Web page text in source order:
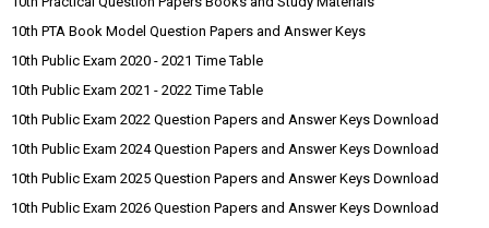
10th PTA Book Model Question Papers and Answer Keys
10th Public Exam 2020 - 2021 Time Table
10th Public Exam 2021 - 2022 Time Table
10th Public Exam 2022 Question Papers and Answer Keys Download
10th Public Exam 2024 Question Papers and Answer Keys Download
10th Public Exam 2025 Question Papers and Answer Keys Download
10th Public Exam 2026 Question Papers and Answer Keys Download